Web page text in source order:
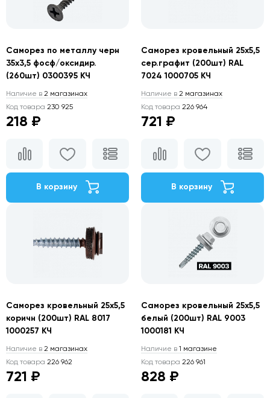
Саморез по металлу черн
35х3,5 фосф/оксидир.
(260шт) 0300395 КЧ
Наличие в 2 магазинах
Код товара 230 925
218 ₽
В корзину
Саморез кровельный 25х5,5
сер.графит (200шт) RAL
7024 1000705 КЧ
Наличие в 2 магазинах
Код товара 226 964
721 ₽
В корзину
Саморез кровельный 25х5,5
коричн (200шт) RAL 8017
1000257 КЧ
Наличие в 2 магазинах
Код товара 226 962
721 ₽
Саморез кровельный 25х5,5
белый (200шт) RAL 9003
1000181 КЧ
Наличие в 1 магазине
Код товара 226 961
828 ₽